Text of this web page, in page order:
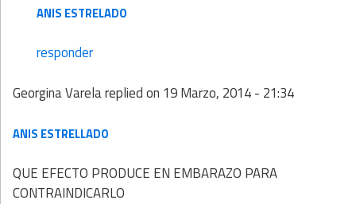
ANIS ESTRELADO
responder
Georgina Varelareplied on 19 Marzo, 2014 - 21:34
ANIS ESTRELLADO
QUE EFECTO PRODUCE EN EMBARAZO PARA
CONTRAINDICARLO